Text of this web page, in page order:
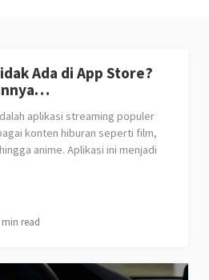
Ada di App Store?
aplikasi streaming populer
konten hiburan seperti film,
anime. Aplikasi ini menjadi
min read